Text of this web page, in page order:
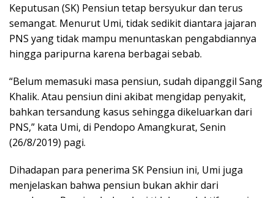
Keputusan (SK) Pensiun tetap bersyukur dan terus
semangat. Menurut Umi, tidak sedikit diantara jajaran
PNS yang tidak mampu menuntaskan pengabdiannya
hingga paripurna karena berbagai sebab.
“Belum memasuki masa pensiun, sudah dipanggil Sang
Khalik. Atau pensiun dini akibat mengidap penyakit,
bahkan tersandung kasus sehingga dikeluarkan dari
PNS,” kata Umi, di Pendopo Amangkurat, Senin
(26/8/2019) pagi.
Dihadapan para penerima SK Pensiun ini, Umi juga
menjelaskan bahwa pensiun bukan akhir dari